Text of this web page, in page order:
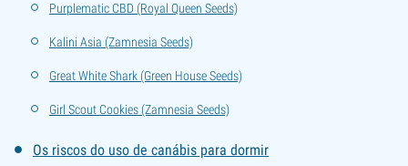
Purplematic CBD (Royal Queen Seeds)
Kalini Asia (Zamnesia Seeds)
Great White Shark (Green House Seeds)
Girl Scout Cookies (Zamnesia Seeds)
Os riscos do uso de canábis para dormir